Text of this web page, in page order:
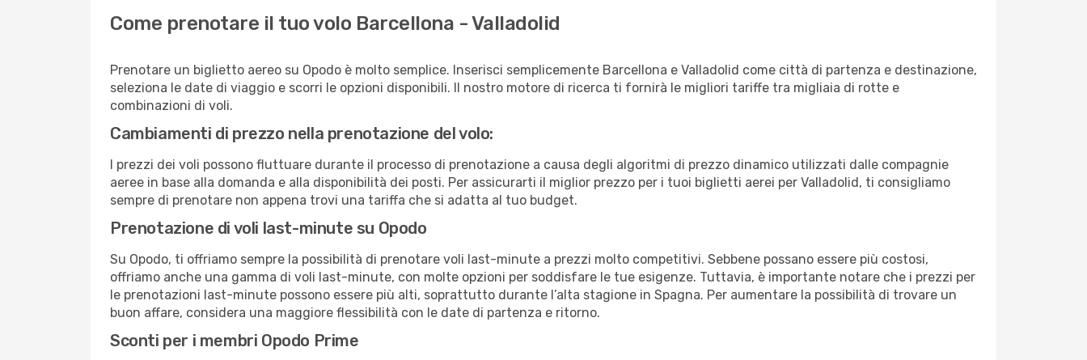
Come prenotare il tuo volo Barcellona - Valladolid
Prenotare un biglietto aereo su Opodo è molto semplice. Inserisci semplicemente Barcellona e Valladolid come città di partenza e destinazione,
seleziona le date di viaggio e scorri le opzioni disponibili. Il nostro motore di ricerca ti fornirà le migliori tariffe tra migliaia di rotte e
combinazioni di voli.
Cambiamenti di prezzo nella prenotazione del volo:
I prezzi dei voli possono fluttuare durante il processo di prenotazione a causa degli algoritmi di prezzo dinamico utilizzati dalle compagnie
aeree in base alla domanda e alla disponibilità dei posti. Per assicurarti il miglior prezzo per i tuoi biglietti aerei per Valladolid, ti consigliamo
sempre di prenotare non appena trovi una tariffa che si adatta al tuo budget.
Prenotazione di voli last-minute su Opodo
Su Opodo, ti offriamo sempre la possibilità di prenotare voli last-minute a prezzi molto competitivi. Sebbene possano essere più costosi,
offriamo anche una gamma di voli last-minute, con molte opzioni per soddisfare le tue esigenze. Tuttavia, è importante notare che i prezzi per
le prenotazioni last-minute possono essere più alti, soprattutto durante l’alta stagione in Spagna. Per aumentare la possibilità di trovare un
buon affare, considera una maggiore flessibilità con le date di partenza e ritorno.
Sconti per i membri Opodo Prime